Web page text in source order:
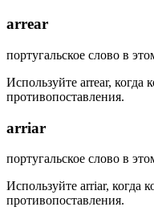
arrear
португальское слово в
Используйте arrear, когда
противопоставления.
arriar
португальское слово в
Используйте arriar, когда
противопоставления.